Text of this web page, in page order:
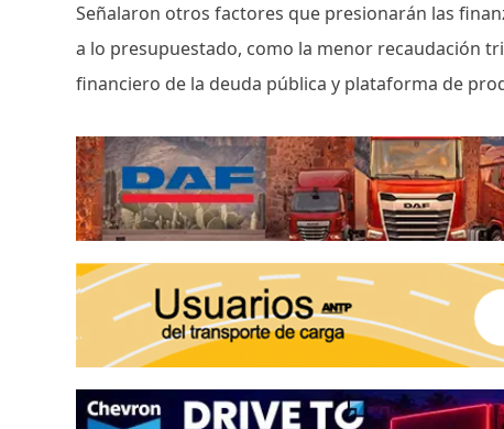
Señalaron otros factores que presionarán las
a lo presupuestado, como la menor recaudación
financiero de la deuda pública y plataforma de